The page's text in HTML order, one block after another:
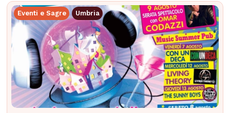
Eventi e Sagre Umbria